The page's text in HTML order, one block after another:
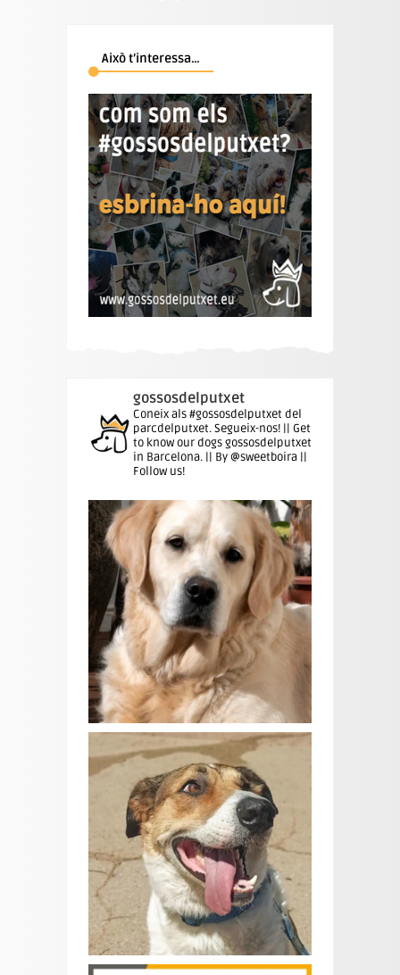
Això t’interessa…
gossosdelputxet
Coneix als #gossosdelputxet del
parcdelputxet. Segueix-nos! || Get
to know our dogs gossosdelputxet
in Barcelona. || By @sweetboira ||
Follow us!